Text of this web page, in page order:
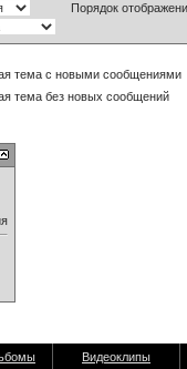
Порядок
тема с новыми сообщениями
тема без новых сообщений
Видеоклипы